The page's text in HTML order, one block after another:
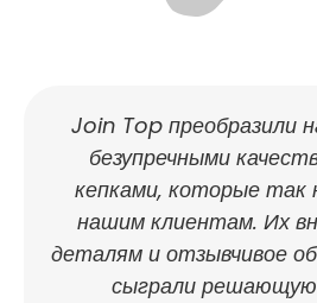
Join Top преобразили
безупречными
кепками, которые так
нашим клиентам. Их
деталям и отзывчивое
сыграли решающую